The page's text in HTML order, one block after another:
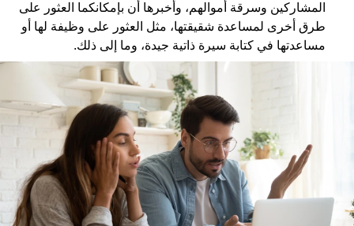
المشاركين وسرقة أموالهم، وأخبرها أن بإمكانكما العثور على
طرق أخرى لمساعدة شقيقتها، مثل العثور على وظيفة لها أو
مساعدتها في كتابة سيرة ذاتية جيدة، وما إلى ذلك.